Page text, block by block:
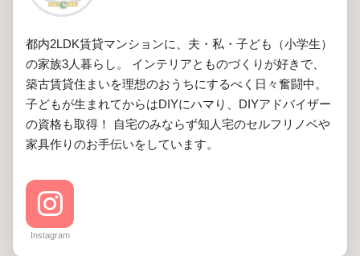
都内2LDK賃貸マンションに、夫・私・子ども（小学生）
の家族3人暮らし。 インテリアとものづくりが好きで、
築古賃貸住まいを理想のおうちにするべく日々奮闘中。
子どもが生まれてからはDIYにハマり、DIYアドバイザー
の資格も取得！ 自宅のみならず知人宅のセルフリノベや
家具作りのお手伝いをしています。
Instagram